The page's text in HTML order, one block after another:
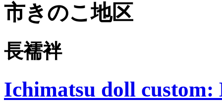
市きのこ地区
長襦袢
Ichimatsu doll